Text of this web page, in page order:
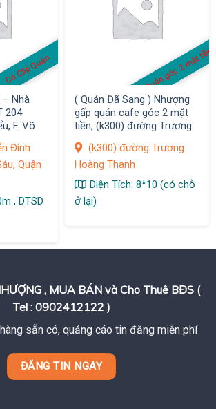
Có Clip Quán
– Nhà
204
F. Võ
Đình
Quận
, DTSD
Quán góc 2 mặt tiền
( Quán Đã Sang ) Nhượng
gấp quán cafe góc 2 mặt
tiền, (k300) đường Trương
Tân Bình
(k300) đường Trương
Hoàng Thanh
Diện Tích: 8*10 (có chỗ
ở lại)
, MUA BÁN và Cho Thuê BĐS (
Tel : 0902412122 )
sẵn có, quảng cáo tin đăng miễn phí
ĐĂNG TIN NGAY